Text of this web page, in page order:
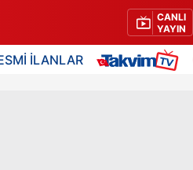
CANLI
YAYIN
İLANLAR